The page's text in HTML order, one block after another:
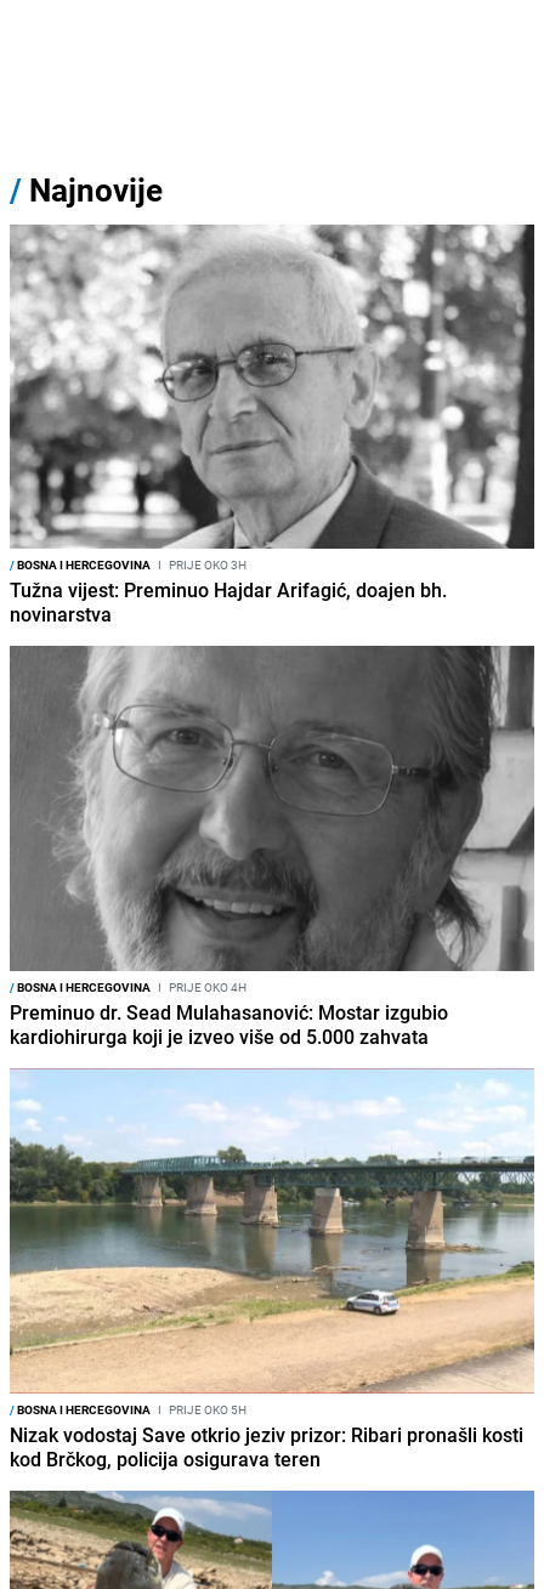
/ Najnovije
/BOSNA I HERCEGOVINA I PRIJE OKO 3H
Tužna vijest: Preminuo Hajdar Arifagić, doajen bh.
novinarstva
/BOSNA I HERCEGOVINA I PRIJE OKO 4H
Preminuo dr. Sead Mulahasanović: Mostar izgubio
kardiohirurga koji je izveo više od 5.000 zahvata
/BOSNA I HERCEGOVINA I PRIJE OKO 5H
Nizak vodostaj Save otkrio jeziv prizor: Ribari pronašli kosti
kod Brčkog, policija osigurava teren